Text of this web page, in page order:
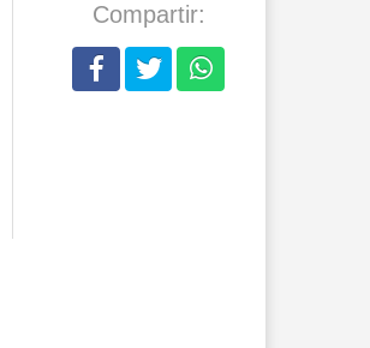
Compartir: